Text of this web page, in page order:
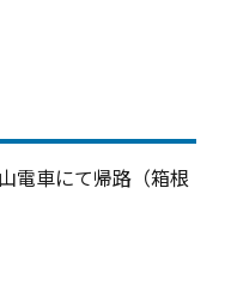
電車にて帰路（箱根